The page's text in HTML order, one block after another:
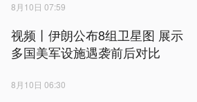
8月10日 07:59
视频丨伊朗公布8组卫星图 展示
多国美军设施遇袭前后对比
8月10日 06:30